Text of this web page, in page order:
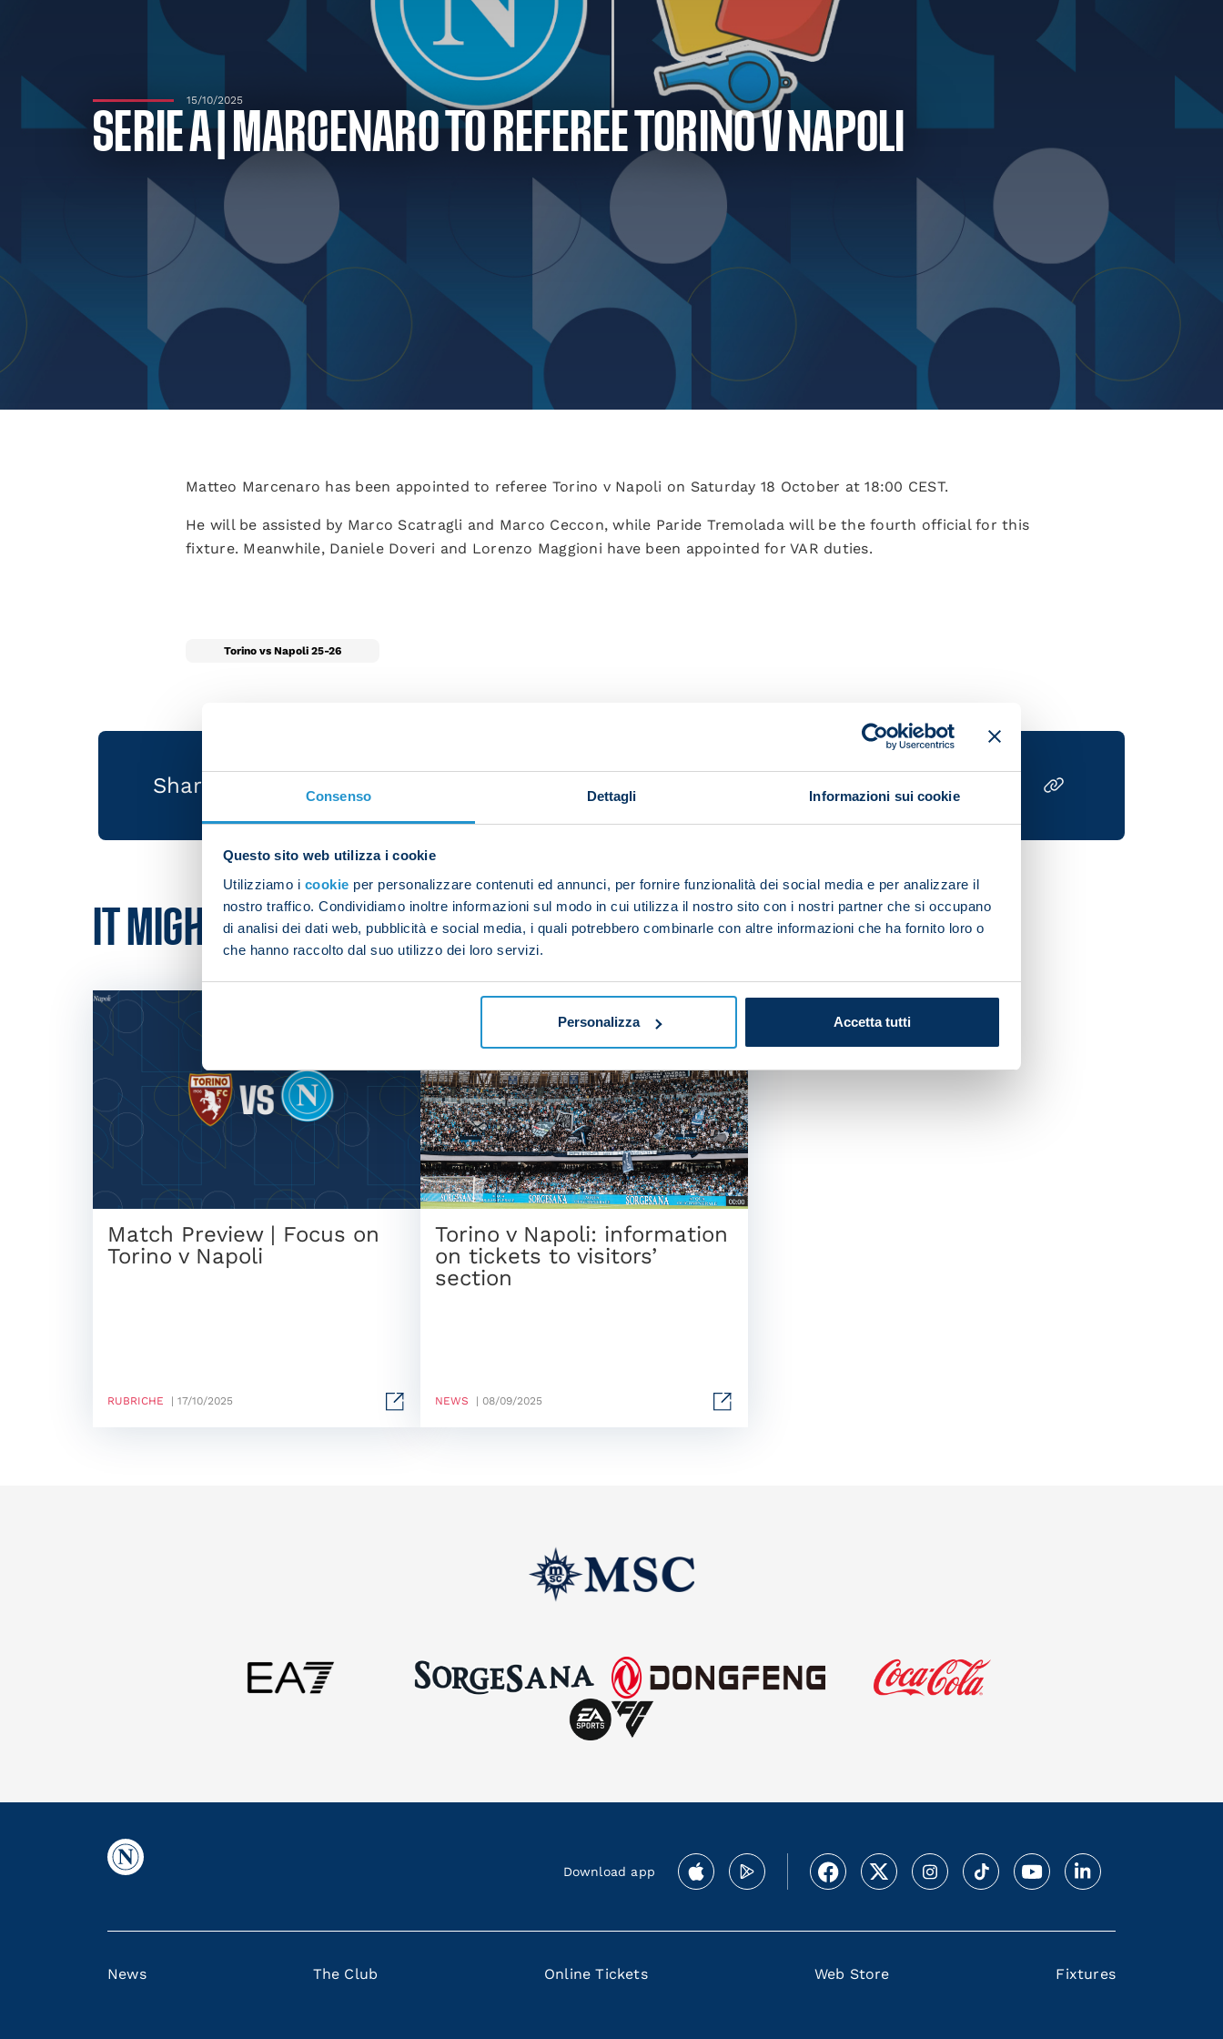
Consenso Dettagli Informazioni sui cookie
Questo sito web utilizza i cookie
Utilizziamo i cookie per personalizzare contenuti ed annunci, per fornire funzionalità dei social media e per analizzare il
nostro traffico. Condividiamo inoltre informazioni sul modo in cui utilizza il nostro sito con i nostri partner che si occupano
di analisi dei dati web, pubblicità e social media, i quali potrebbero combinarle con altre informazioni che ha fornito loro o
che hanno raccolto dal suo utilizzo dei loro servizi.
Personalizza Accetta tutti
15/10/2025
SERIE A | MARCENARO TO REFEREE TORINO V NAPOLI
Matteo Marcenaro has been appointed to referee Torino v Napoli on Saturday 18 October at 18:00 CEST.
He will be assisted by Marco Scatragli and Marco Ceccon, while Paride Tremolada will be the fourth official for this
fixture. Meanwhile, Daniele Doveri and Lorenzo Maggioni have been appointed for VAR duties.
Torino vs Napoli 25-26
Share the article with your friends and support the team
IT MIGHT ALSO INTEREST YOU
Match Preview | Focus on
Torino v Napoli
RUBRICHE | 17/10/2025
Torino v Napoli: information
on tickets to visitors’
section
NEWS | 08/09/2025
Download app
News The Club Online Tickets Web Store Fixtures